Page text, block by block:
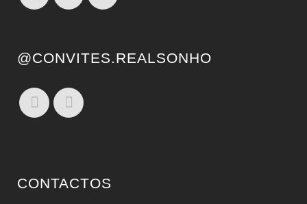
@CONVITES.REALSONHO
CONTACTOS